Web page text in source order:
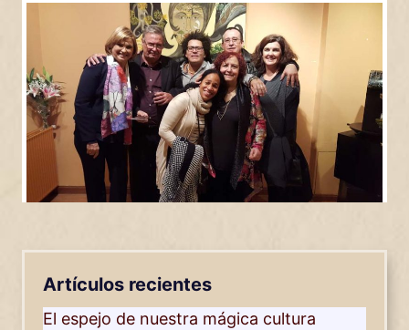
Artículos recientes
El espejo de nuestra mágica cultura